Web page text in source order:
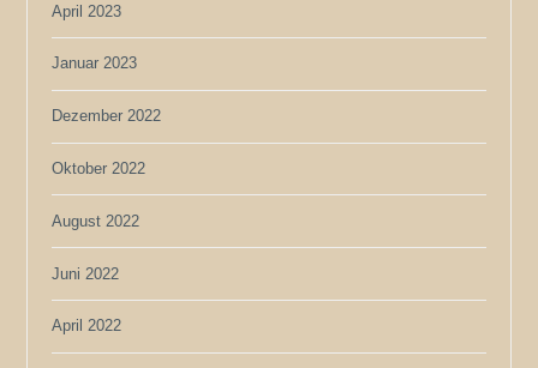
April 2023
Januar 2023
Dezember 2022
Oktober 2022
August 2022
Juni 2022
April 2022